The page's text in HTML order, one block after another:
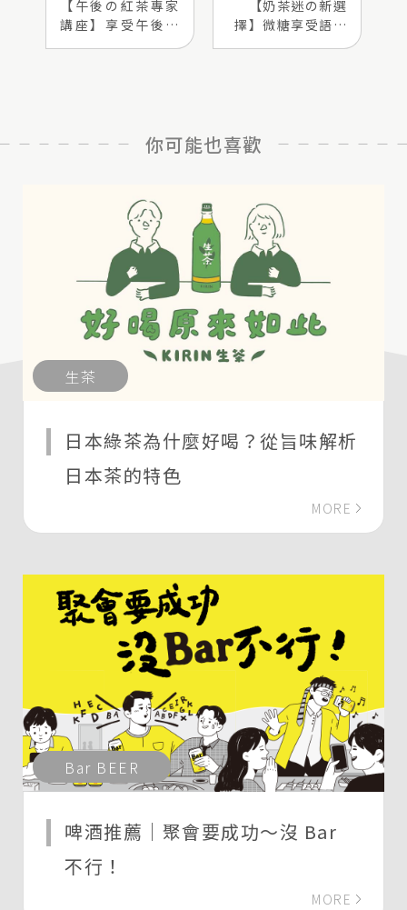
【午後の紅茶專家
講座】享受午後慢
【奶茶迷の新選
擇】微糖享受語錄
你可能也喜歡
生茶
日本綠茶為什麼好喝？從旨味解析
日本茶的特色
MORE
Bar BEER
啤酒推薦｜聚會要成功～沒 Bar
不行！
MORE